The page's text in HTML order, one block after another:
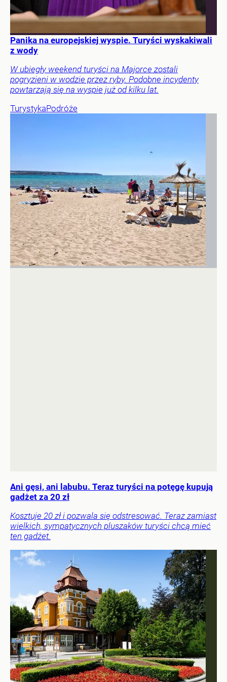
Panika na europejskiej wyspie. Turyści wyskakiwali
z wody
W ubiegły weekend turyści na Majorce zostali
pogryzieni w wodzie przez ryby. Podobne incydenty
powtarzają się na wyspie już od kilku lat.
TurystykaPodróże
Ani gęsi, ani labubu. Teraz turyści na potęgę kupują
gadżet za 20 zł
Kosztuje 20 zł i pozwala się odstresować. Teraz zamiast
wielkich, sympatycznych pluszaków turyści chcą mieć
ten gadżet.